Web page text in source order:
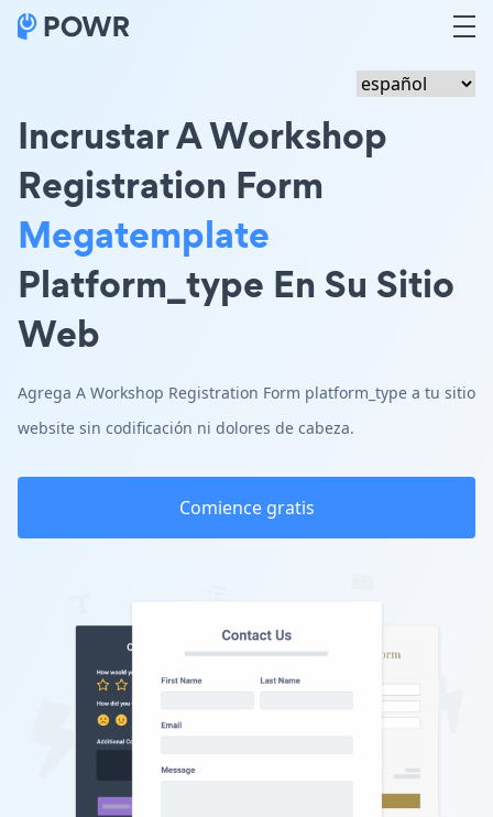
Incrustar A Workshop
Registration Form
Megatemplate
Platform_type En Su Sitio
Web
Agrega A Workshop Registration Form platform_type a tu sitio
website sin codificación ni dolores de cabeza.
Comience gratis